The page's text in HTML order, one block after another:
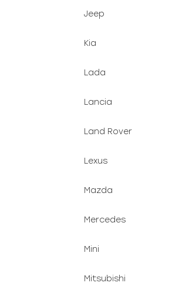
Jeep
Kia
Lada
Lancia
Land Rover
Lexus
Mazda
Mercedes
Mini
Mitsubishi